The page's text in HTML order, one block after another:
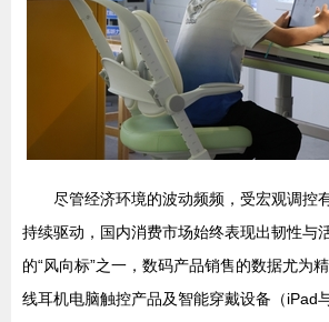
尽管经济环境的波动频频，受宏观调控
持续驱动，国内消费市场始终表现出韧性与
的“风向标”之一，数码产品销售的数据尤为
线耳机电脑触控产品及智能穿戴设备（iPad